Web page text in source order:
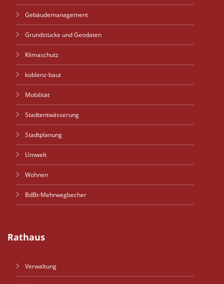
Gebäudemanagement
Grundstücke und Geodaten
Klimaschutz
koblenz-baut
Mobilität
Stadtentwässerung
Stadtplanung
Umwelt
Wohnen
BdBt-Mehrwegbecher
Rathaus
Verwaltung